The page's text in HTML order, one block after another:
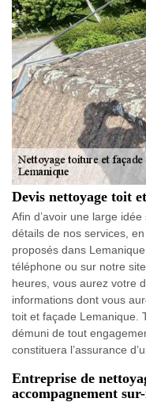
Devis nettoyage toit
Afin d’avoir une large
détails de nos services,
proposés dans
téléphone ou sur notre
heures, vous aurez votre
informations dont vous
toit et façade Lemanique.
démuni de tout
constituera l’assurance
Entreprise de
accompagnement